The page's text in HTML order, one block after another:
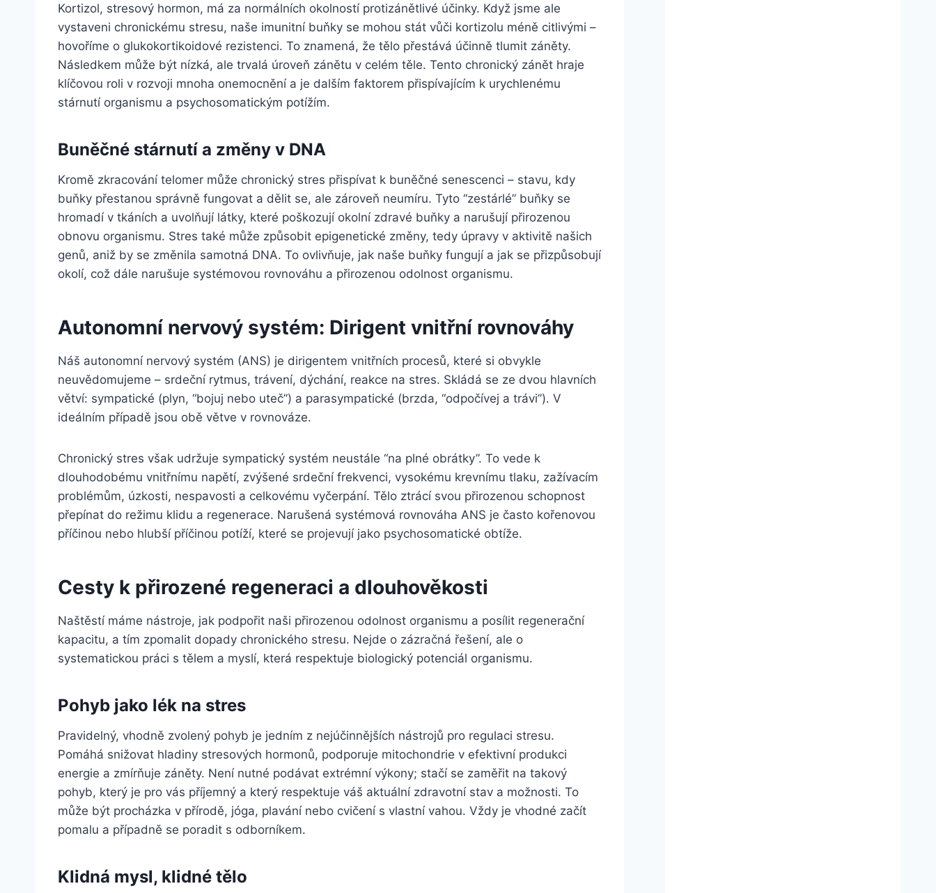
Kortizol, stresový hormon, má za normálních okolností protizánětlivé účinky. Když jsme ale
vystaveni chronickému stresu, naše imunitní buňky se mohou stát vůči kortizolu méně citlivými –
hovoříme o glukokortikoidové rezistenci. To znamená, že tělo přestává účinně tlumit záněty.
Následkem může být nízká, ale trvalá úroveň zánětu v celém těle. Tento chronický zánět hraje
klíčovou roli v rozvoji mnoha onemocnění a je dalším faktorem přispívajícím k urychlenému
stárnutí organismu a psychosomatickým potížím.
Buněčné stárnutí a změny v DNA
Kromě zkracování telomer může chronický stres přispívat k buněčné senescenci – stavu, kdy
buňky přestanou správně fungovat a dělit se, ale zároveň neumíru. Tyto “zestárlé” buňky se
hromadí v tkáních a uvolňují látky, které poškozují okolní zdravé buňky a narušují přirozenou
obnovu organismu. Stres také může způsobit epigenetické změny, tedy úpravy v aktivitě našich
genů, aniž by se změnila samotná DNA. To ovlivňuje, jak naše buňky fungují a jak se přizpůsobují
okolí, což dále narušuje systémovou rovnováhu a přirozenou odolnost organismu.
Autonomní nervový systém: Dirigent vnitřní rovnováhy
Náš autonomní nervový systém (ANS) je dirigentem vnitřních procesů, které si obvykle
neuvědomujeme – srdeční rytmus, trávení, dýchání, reakce na stres. Skládá se ze dvou hlavních
větví: sympatické (plyn, “bojuj nebo uteč”) a parasympatické (brzda, “odpočívej a trávi”). V
ideálním případě jsou obě větve v rovnováze.
Chronický stres však udržuje sympatický systém neustále “na plné obrátky”. To vede k
dlouhodobému vnitřnímu napětí, zvýšené srdeční frekvenci, vysokému krevnímu tlaku, zažívacím
problémům, úzkosti, nespavosti a celkovému vyčerpání. Tělo ztrácí svou přirozenou schopnost
přepínat do režimu klidu a regenerace. Narušená systémová rovnováha ANS je často kořenovou
příčinou nebo hlubší příčinou potíží, které se projevují jako psychosomatické obtíže.
Cesty k přirozené regeneraci a dlouhověkosti
Naštěstí máme nástroje, jak podpořit naši přirozenou odolnost organismu a posílit regenerační
kapacitu, a tím zpomalit dopady chronického stresu. Nejde o zázračná řešení, ale o
systematickou práci s tělem a myslí, která respektuje biologický potenciál organismu.
Pohyb jako lék na stres
Pravidelný, vhodně zvolený pohyb je jedním z nejúčinnějších nástrojů pro regulaci stresu.
Pomáhá snižovat hladiny stresových hormonů, podporuje mitochondrie v efektivní produkci
energie a zmírňuje záněty. Není nutné podávat extrémní výkony; stačí se zaměřit na takový
pohyb, který je pro vás příjemný a který respektuje váš aktuální zdravotní stav a možnosti. To
může být procházka v přírodě, jóga, plavání nebo cvičení s vlastní vahou. Vždy je vhodné začít
pomalu a případně se poradit s odborníkem.
Klidná mysl, klidné tělo